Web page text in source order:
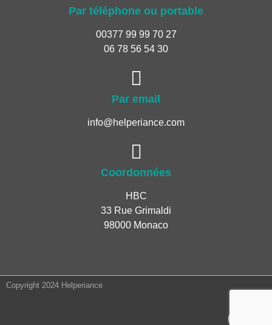
Par téléphone ou portable
00377 99 99 70 27
06 78 56 54 30
Par email
info@helperiance.com
Coordonnées
HBC
33 Rue Grimaldi
98000 Monaco
Copyright 2024 Helperiance